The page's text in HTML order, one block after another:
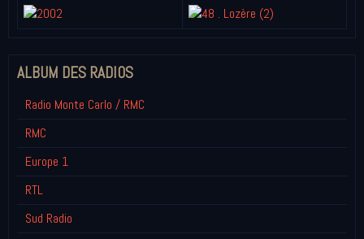
ALBUM DES RADIOS
Radio Monte Carlo / RMC
RMC
Europe 1
RTL
Sud Radio